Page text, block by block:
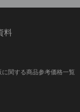
料
関する商品参考価格一覧